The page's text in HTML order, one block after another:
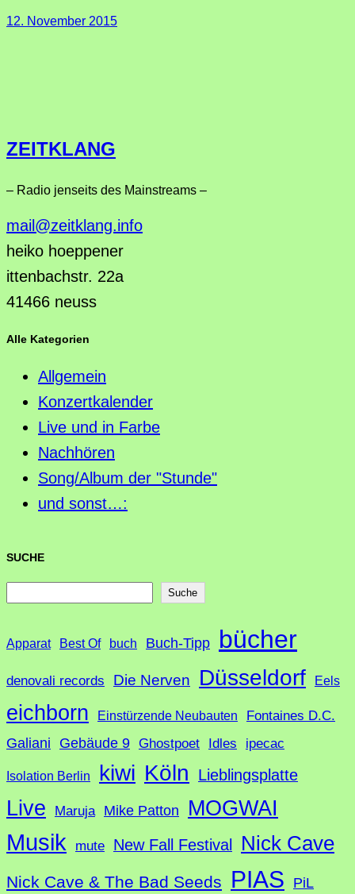
12. November 2015
ZEITKLANG
– Radio jenseits des Mainstreams –
mail@zeitklang.info
heiko hoeppener
ittenbachstr. 22a
41466 neuss
Alle Kategorien
Allgemein
Konzertkalender
Live und in Farbe
Nachhören
Song/Album der "Stunde"
und sonst…:
SUCHE
c
Suche
Apparat Best Of buch Buch-Tipp bücher
denovali records Die Nerven Düsseldorf Eels
eichborn Einstürzende Neubauten Fontaines D.C.
Galiani Gebäude 9 Ghostpoet Idles ipecac
Isolation Berlin kiwi Köln Lieblingsplatte
Live Maruja Mike Patton MOGWAI
Musik mute New Fall Festival Nick Cave
Nick Cave & The Bad Seeds PIAS PiL